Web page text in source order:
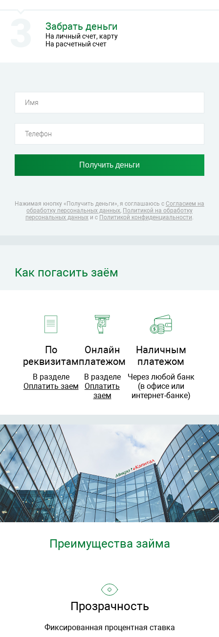
На личный счет, карту
На расчетный счет
Забрать деньги
Нажимая кнопку «Получить деньги», я соглашаюсь с Согласием на
обработку персональных данных, Политикой на обработку
персональных данных и с Политикой конфиденциальности.
Как погасить заём
По
реквизитам
В разделе
Оплатить заем
Онлайн
платежом
В разделе
Оплатить
заем
Наличным
платежом
Через любой банк
(в офисе или
интернет-банке)
Преимущества займа
Прозрачность
Фиксированная процентная ставка